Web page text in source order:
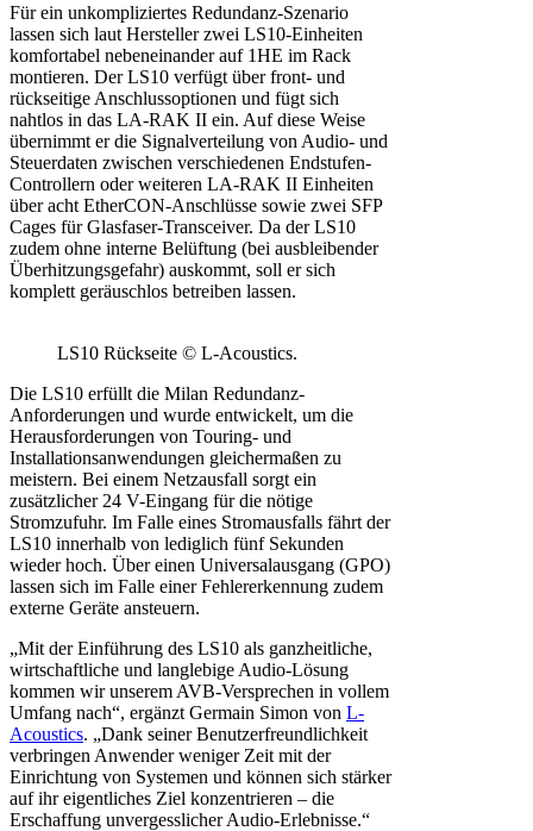
Für ein unkompliziertes Redundanz-Szenario
lassen sich laut Hersteller zwei LS10-Einheiten
komfortabel nebeneinander auf 1HE im Rack
montieren. Der LS10 verfügt über front- und
rückseitige Anschlussoptionen und fügt sich
nahtlos in das LA-RAK II ein. Auf diese Weise
übernimmt er die Signalverteilung von Audio- und
Steuerdaten zwischen verschiedenen Endstufen-
Controllern oder weiteren LA-RAK II Einheiten
über acht EtherCON-Anschlüsse sowie zwei SFP
Cages für Glasfaser-Transceiver. Da der LS10
zudem ohne interne Belüftung (bei ausbleibender
Überhitzungsgefahr) auskommt, soll er sich
komplett geräuschlos betreiben lassen.
LS10 Rückseite © L-Acoustics.
Die LS10 erfüllt die Milan Redundanz-
Anforderungen und wurde entwickelt, um die
Herausforderungen von Touring- und
Installationsanwendungen gleichermaßen zu
meistern. Bei einem Netzausfall sorgt ein
zusätzlicher 24 V-Eingang für die nötige
Stromzufuhr. Im Falle eines Stromausfalls fährt der
LS10 innerhalb von lediglich fünf Sekunden
wieder hoch. Über einen Universalausgang (GPO)
lassen sich im Falle einer Fehlererkennung zudem
externe Geräte ansteuern.
„Mit der Einführung des LS10 als ganzheitliche,
wirtschaftliche und langlebige Audio-Lösung
kommen wir unserem AVB-Versprechen in vollem
Umfang nach“, ergänzt Germain Simon von L-
Acoustics. „Dank seiner Benutzerfreundlichkeit
verbringen Anwender weniger Zeit mit der
Einrichtung von Systemen und können sich stärker
auf ihr eigentliches Ziel konzentrieren – die
Erschaffung unvergesslicher Audio-Erlebnisse.“